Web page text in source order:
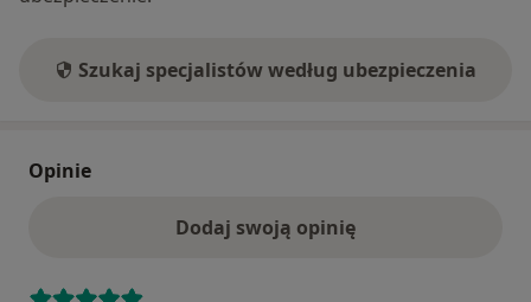
Szukaj specjalistów według ubezpieczenia
Opinie
Dodaj swoją opinię